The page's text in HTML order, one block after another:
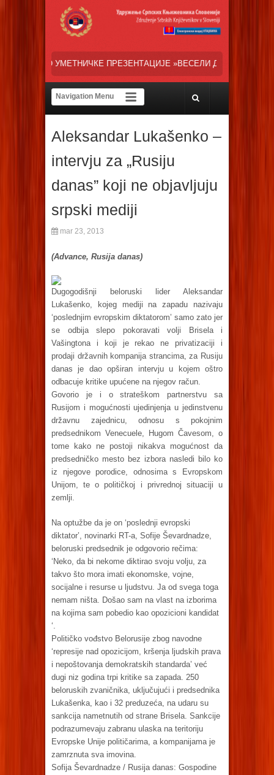
»ВЕСЕЛИ ДАНИ СРПСКЕ ДИЈАСПОРЕ« НАША ТРЕНУТНА
Aleksandar Lukašenko –
intervju za „Rusiju
danas” koji ne objavljuju
srpski mediji
mar 23, 2013
(Advance, Rusija danas)
Dugogodišnji beloruski lider Aleksandar
Lukašenko, kojeg mediji na zapadu nazivaju
‘poslednjim evropskim diktatorom’ samo zato jer
se odbija slepo pokoravati volji Brisela i
Vašingtona i koji je rekao ne privatizaciji i
prodaji državnih kompanija strancima, za Rusiju
danas je dao opširan intervju u kojem oštro
odbacuje kritike upućene na njegov račun.
Govorio je i o strateškom partnerstvu sa
Rusijom i mogućnosti ujedinjenja u jedinstvenu
državnu zajednicu, odnosu s pokojnim
predsednikom Venecuele, Hugom Čavesom, o
tome kako ne postoji nikakva mogućnost da
predsedničko mesto bez izbora nasledi bilo ko
iz njegove porodice, odnosima s Evropskom
Unijom, te o političkoj i privrednoj situaciji u
zemlji.
Na optužbe da je on ‘poslednji evropski
diktator’, novinarki RT-a, Sofije Ševardnadze,
beloruski predsednik je odgovorio rečima:
‘Neko, da bi nekome diktirao svoju volju, za
takvo što mora imati ekonomske, vojne,
socijalne i resurse u ljudstvu. Ja od svega toga
nemam ništa. Došao sam na vlast na izborima
na kojima sam pobedio kao opozicioni kandidat
‘.
Političko vođstvo Belorusije zbog navodne
‘represije nad opozicijom, kršenja ljudskih prava
i nepoštovanja demokratskih standarda’ već
dugi niz godina trpi kritike sa zapada. 250
beloruskih zvaničnika, uključujući i predsednika
Lukašenka, kao i 32 preduzeća, na udaru su
sankcija nametnutih od strane Brisela. Sankcije
podrazumevaju zabranu ulaska na teritoriju
Evropske Unije političarima, a kompanijama je
zamrznuta sva imovina.
Sofija Ševardnadze / Rusija danas: Gospodine